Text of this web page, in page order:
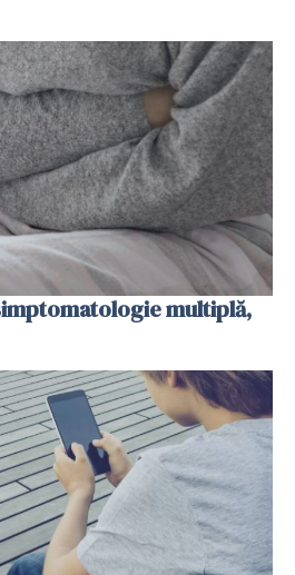
multiplă,